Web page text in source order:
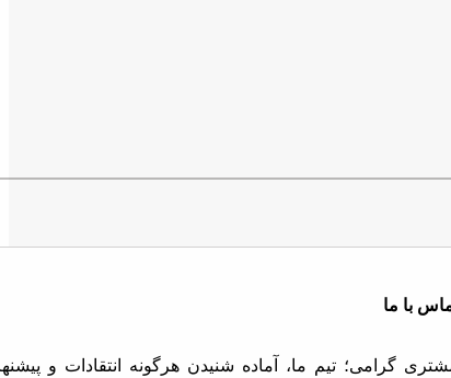
با ما
گرامی؛ تیم ما، آماده شنیدن هرگونه انتقادات و